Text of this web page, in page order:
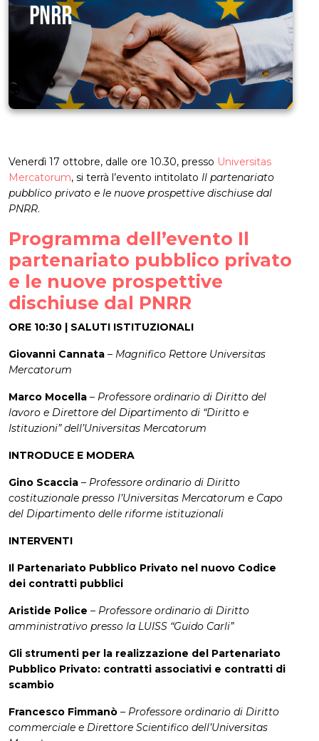
Venerdì 17 ottobre, dalle ore 10.30, presso Universitas
Mercatorum, si terrà l’evento intitolato Il partenariato
pubblico privato e le nuove prospettive dischiuse dal
PNRR.
Programma dell’evento Il
partenariato pubblico privato
e le nuove prospettive
dischiuse dal PNRR
ORE 10:30 | SALUTI ISTITUZIONALI
Giovanni Cannata – Magnifico Rettore Universitas
Mercatorum
Marco Mocella – Professore ordinario di Diritto del
lavoro e Direttore del Dipartimento di “Diritto e
Istituzioni” dell’Universitas Mercatorum
INTRODUCE E MODERA
Gino Scaccia – Professore ordinario di Diritto
costituzionale presso l’Universitas Mercatorum e Capo
del Dipartimento delle riforme istituzionali
INTERVENTI
Il Partenariato Pubblico Privato nel nuovo Codice
dei contratti pubblici
Aristide Police – Professore ordinario di Diritto
amministrativo presso la LUISS “Guido Carli”
Gli strumenti per la realizzazione del Partenariato
Pubblico Privato: contratti associativi e contratti di
scambio
Francesco Fimmanò – Professore ordinario di Diritto
commerciale e Direttore Scientifico dell’Universitas